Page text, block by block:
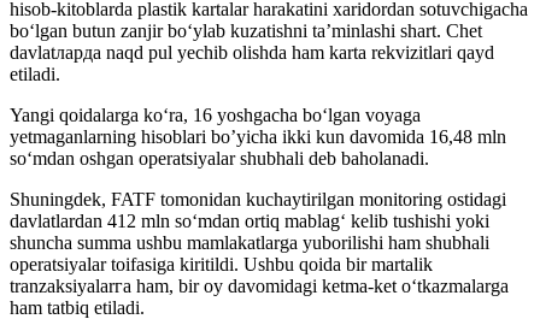
hisob-kitoblarda plastik kartalar harakatini xaridordan sotuvchigacha
bo‘lgan butun zanjir bo‘ylab kuzatishni ta’minlashi shart. Chet
davlatларда naqd pul yechib olishda ham karta rekvizitlari qayd
etiladi.
Yangi qoidalarga ko‘ra, 16 yoshgacha bo‘lgan voyaga
yetmaganlarning hisoblari bo’yicha ikki kun davomida 16,48 mln
so‘mdan oshgan operatsiyalar shubhali deb baholanadi.
Shuningdek, FATF tomonidan kuchaytirilgan monitoring ostidagi
davlatlardan 412 mln so‘mdan ortiq mablag‘ kelib tushishi yoki
shuncha summa ushbu mamlakatlarga yuborilishi ham shubhali
operatsiyalar toifasiga kiritildi. Ushbu qoida bir martalik
tranzaksiyalarга ham, bir oy davomidagi ketma-ket o‘tkazmalarga
ham tatbiq etiladi.